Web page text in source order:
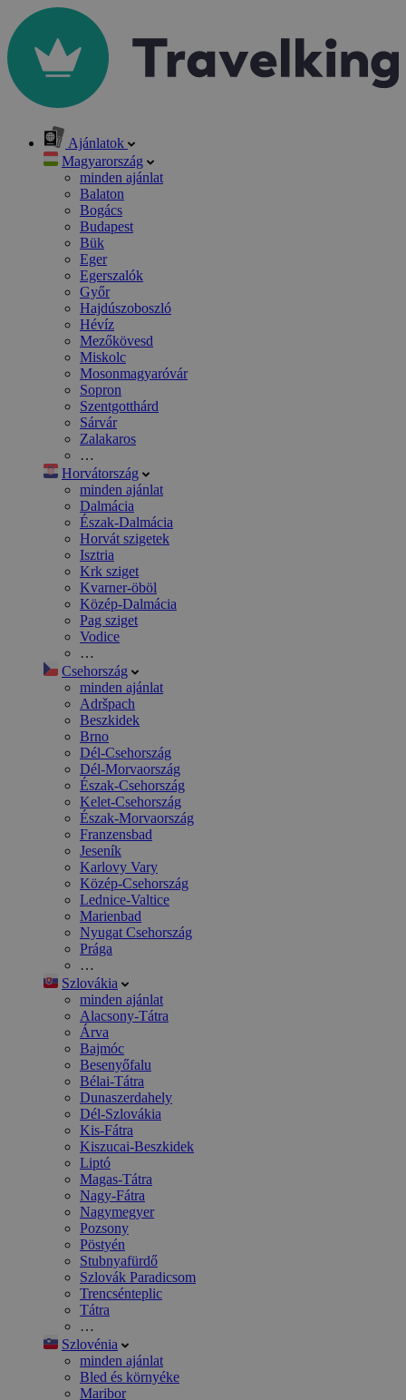
Ajánlatok
Magyarország
minden ajánlat
Balaton
Bogács
Budapest
Bük
Eger
Egerszalók
Győr
Hajdúszoboszló
Hévíz
Mezőkövesd
Miskolc
Mosonmagyaróvár
Sopron
Szentgotthárd
Sárvár
Zalakaros
…
Horvátország
minden ajánlat
Dalmácia
Észak-Dalmácia
Horvát szigetek
Isztria
Krk sziget
Kvarner-öböl
Közép-Dalmácia
Pag sziget
Vodice
…
Csehország
minden ajánlat
Adršpach
Beszkidek
Brno
Dél-Csehország
Dél-Morvaország
Észak-Csehország
Kelet-Csehország
Észak-Morvaország
Franzensbad
Jeseník
Karlovy Vary
Közép-Csehország
Lednice-Valtice
Marienbad
Nyugat Csehország
Prága
…
Szlovákia
minden ajánlat
Alacsony-Tátra
Árva
Bajmóc
Besenyőfalu
Bélai-Tátra
Dunaszerdahely
Dél-Szlovákia
Kis-Fátra
Kiszucai-Beszkidek
Liptó
Magas-Tátra
Nagy-Fátra
Nagymegyer
Pozsony
Pöstyén
Stubnyafürdő
Szlovák Paradicsom
Trencsénteplic
Tátra
…
Szlovénia
minden ajánlat
Bled és környéke
Maribor